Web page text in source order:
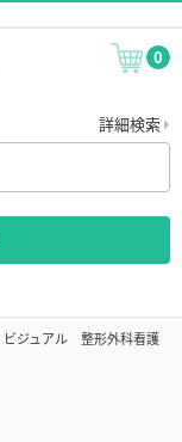
0
詳細検索
ビジュアル 整形外科看護